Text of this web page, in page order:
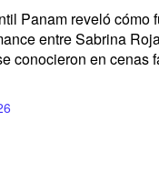
Panam reveló cómo
entre Sabrina
conocieron en cenas